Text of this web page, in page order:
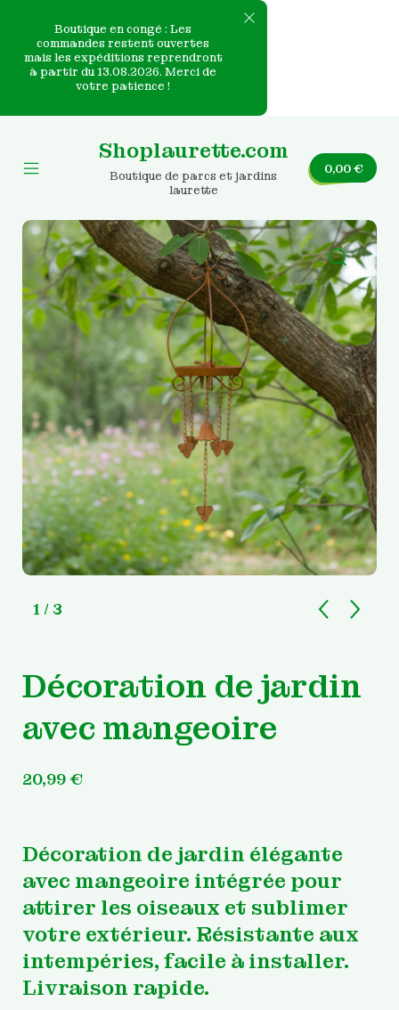
Boutique en congé : Les
commandes restent ouvertes
mais les expéditions reprendront
à partir du 13.08.2026. Merci de
votre patience !
content
Toggle
Shoplaurette.com
Boutique de parcs et jardins
laurette
0,00€
1 / 3
Décoration de jardin
avec mangeoire
20,99€
Décoration de jardin élégante
avec mangeoire intégrée pour
attirer les oiseaux et sublimer
votre extérieur. Résistante aux
intempéries, facile à installer.
Livraison rapide.